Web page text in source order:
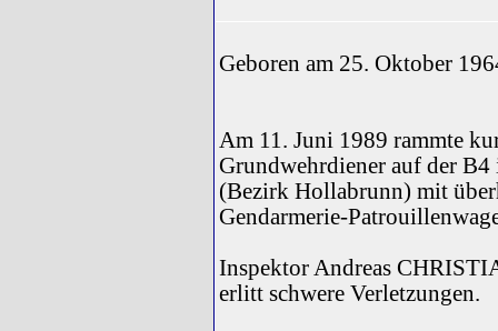
Geboren am 25. Oktober
Am 11. Juni 1989 rammte
Grundwehrdiener auf der B4
(Bezirk Hollabrunn) mit
Gendarmerie-
Inspektor Andreas
erlitt schwere Verletzungen.